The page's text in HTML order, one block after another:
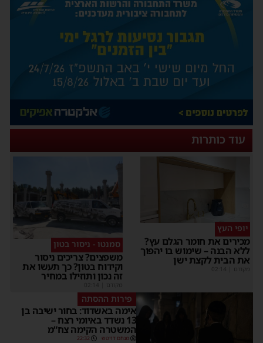
עוד כותרות
יופי העץ
מכירים את חומר הגלם עץ?
ללא הבנה – שימוש בו יהפוך
את הבית לקצת ישן
מקודם
סמנטו - ניסור בטון
משפצים? צריכים ניסור
וקידוח בטון? כך תעשו את
זה נכון ותוזילו במחיר
מקודם
פירות ההסתה
אימה באשדוד: בחור ישיבה בן
13 נשדד באיומי רצח –
המשטרה הקימה צח”מ
מנחם דויטש 22:32